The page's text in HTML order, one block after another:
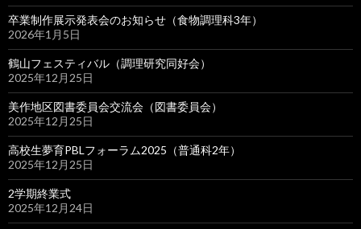
卒業制作展示発表会のお知らせ（食物調理科3年）
2026年1月5日
鶴山フェスティバル（調理研究同好会）
2025年12月25日
美作地区図書委員会交流会（図書委員会）
2025年12月25日
高校生夢育PBLフォーラム2025（普通科2年）
2025年12月25日
2学期終業式
2025年12月24日